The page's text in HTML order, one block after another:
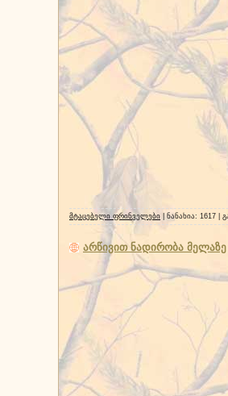
მტაცებელი ფრინველები | ნანახია: 1617
არწივით ნადირობა მელაზე